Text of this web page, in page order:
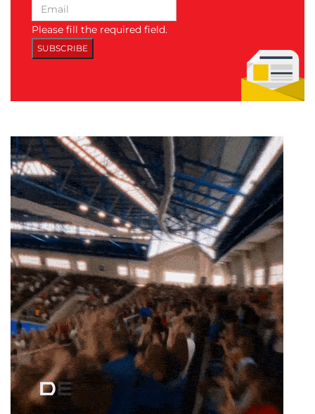
Please fill the required field.
SUBSCRIBE